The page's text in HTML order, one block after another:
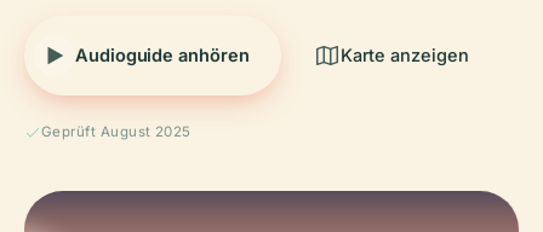
Audioguide anhören Karte anzeigen
Geprüft August 2025